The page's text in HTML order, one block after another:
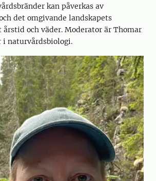
kan påverkas av
det omgivande landskapets
årstid och väder. Moderator är Thomar
i naturvårdsbiologi.